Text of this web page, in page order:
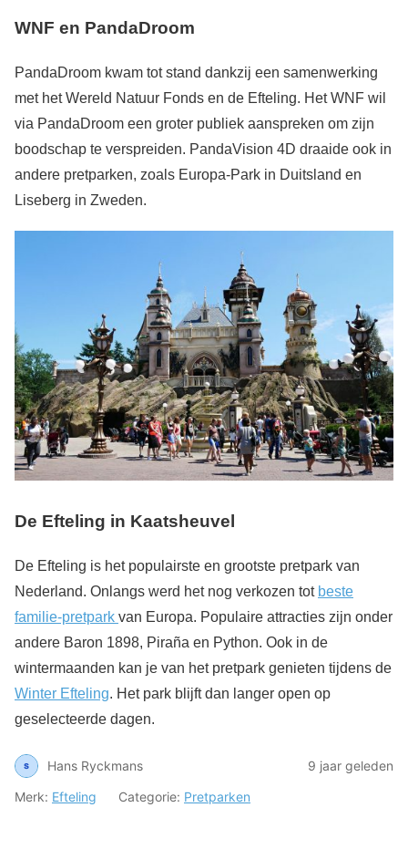
WNF en PandaDroom
PandaDroom kwam tot stand dankzij een samenwerking
met het Wereld Natuur Fonds en de Efteling. Het WNF wil
via PandaDroom een groter publiek aanspreken om zijn
boodschap te verspreiden. PandaVision 4D draaide ook in
andere pretparken, zoals Europa-Park in Duitsland en
Liseberg in Zweden.
De Efteling in Kaatsheuvel
De Efteling is het populairste en grootste pretpark van
Nederland. Onlangs werd het nog verkozen tot beste
familie-pretpark van Europa. Populaire attracties zijn onder
andere Baron 1898, Piraña en Python. Ook in de
wintermaanden kan je van het pretpark genieten tijdens de
Winter Efteling. Het park blijft dan langer open op
geselecteerde dagen.
Hans Ryckmans
9 jaar geleden
Merk: Efteling Categorie: Pretparken